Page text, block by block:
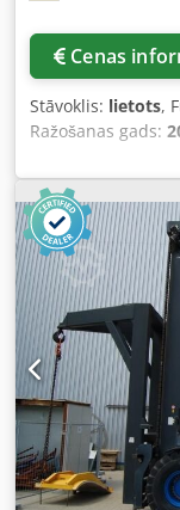
Cenas
Stāvoklis: lietots,
Ražošanas gads:
augstums:800
Celtņa rāmis
funkcionējošs
Izturīgs
aprīkots ar 2
prasības.
pagalma